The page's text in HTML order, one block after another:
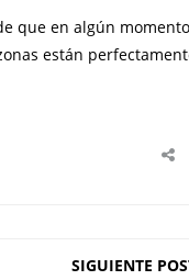
que en algún momento
están
SIGUIENTE